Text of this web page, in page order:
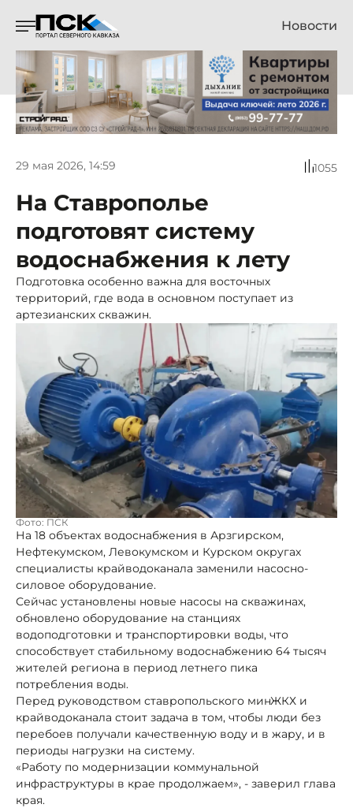
Новости
29 мая 2026, 14:59 1055
На Ставрополье
подготовят систему
водоснабжения к лету
Подготовка особенно важна для восточных
территорий, где вода в основном поступает из
артезианских скважин.
Фото: ПСК
На 18 объектах водоснабжения в Арзгирском,
Нефтекумском, Левокумском и Курском округах
специалисты крайводоканала заменили насосно-
силовое оборудование.
Сейчас установлены новые насосы на скважинах,
обновлено оборудование на станциях
водоподготовки и транспортировки воды, что
способствует стабильному водоснабжению 64 тысяч
жителей региона в период летнего пика
потребления воды.
Перед руководством ставропольского минЖКХ и
крайводоканала стоит задача в том, чтобы люди без
перебоев получали качественную воду и в жару, и в
периоды нагрузки на систему.
«Работу по модернизации коммунальной
инфраструктуры в крае продолжаем», - заверил глава
края.